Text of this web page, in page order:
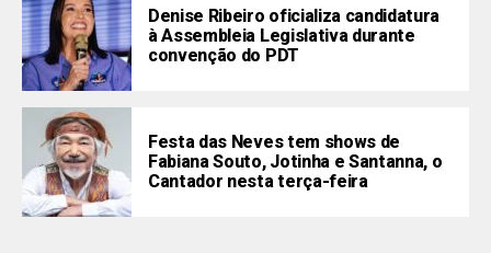
Denise Ribeiro oficializa candidatura
à Assembleia Legislativa durante
convenção do PDT
Festa das Neves tem shows de
Fabiana Souto, Jotinha e Santanna, o
Cantador nesta terça-feira